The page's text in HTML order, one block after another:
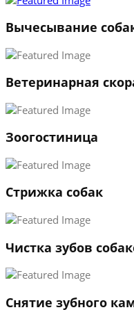
2
→
Вычесывание
Ветеринарная
Зоогостиница
Стрижка собак
Чистка зубов
Снятие зубного